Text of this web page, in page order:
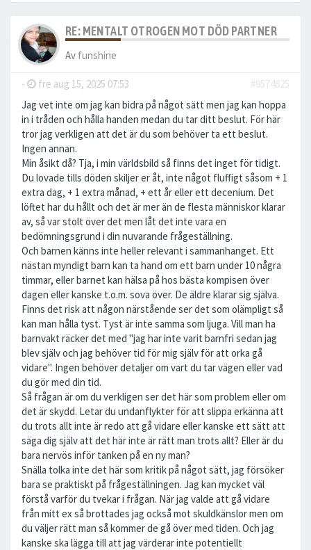
RE: MENTALT OTROGEN MOT DÖD PARTNER
Av funshine
- fre aug 15, 2025 07:53
#9574825
Jag vet inte om jag kan bidra på något sätt men jag kan hoppa
in i tråden och hålla handen medan du tar ditt beslut. För här
tror jag verkligen att det är du som behöver ta ett beslut.
Ingen annan.
Min åsikt då? Tja, i min världsbild så finns det inget för tidigt.
Du lovade tills döden skiljer er åt, inte något fluffigt såsom + 1
extra dag, + 1 extra månad, + ett år eller ett decenium. Det
löftet har du hållt och det är mer än de flesta människor klarar
av, så var stolt över det men låt det inte vara en
bedömningsgrund i din nuvarande frågeställning.
Och barnen känns inte heller relevant i sammanhanget. Ett
nästan myndigt barn kan ta hand om ett barn under 10 några
timmar, eller barnet kan hälsa på hos bästa kompisen över
dagen eller kanske t.o.m. sova över. De äldre klarar sig själva.
Finns det risk att någon närstående ser det som olämpligt så
kan man hålla tyst. Tyst är inte samma som ljuga. Vill man ha
barnvakt räcker det med "jag har inte varit barnfri sedan jag
blev själv och jag behöver tid för mig själv för att orka gå
vidare". Ingen behöver detaljer om vart du tar vägen eller vad
du gör med din tid.
Så frågan är om du verkligen ser det här som problem eller om
det är skydd. Letar du undanflykter för att slippa erkänna att
du trots allt inte är redo att gå vidare eller kanske ett sätt att
säga dig själv att det här inte är rätt man trots allt? Eller är du
bara nervös inför tanken på en ny man?
Snälla tolka inte det här som kritik på något sätt, jag försöker
bara se praktiskt på frågeställningen. Jag kan mycket väl
förstå varför du tvekar i frågan. När jag valde att gå vidare
från mitt ex så brottades jag också mot skuldkänslor men om
du väljer rätt man så kommer de gå över med tiden. Och jag
kanske ska lägga till att jag värderar inte potentiellt